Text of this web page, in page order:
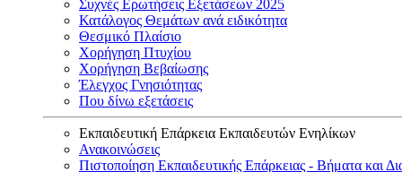
Συχνές Ερωτήσεις Εξετάσεων 2025
Κατάλογος Θεμάτων ανά ειδικότητα
Θεσμικό Πλαίσιο
Χορήγηση Πτυχίου
Χορήγηση Βεβαίωσης
Έλεγχος Γνησιότητας
Που δίνω εξετάσεις
Εκπαιδευτική Επάρκεια Εκπαιδευτών Ενηλίκων
Ανακοινώσεις
Πιστοποίηση Εκπαιδευτικής Επάρκειας - Βήματα και